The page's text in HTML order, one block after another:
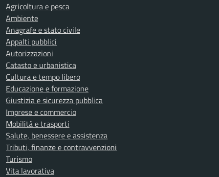
Agricoltura e pesca
Ambiente
Anagrafe e stato civile
Appalti pubblici
Autorizzazioni
Catasto e urbanistica
Cultura e tempo libero
Educazione e formazione
Giustizia e sicurezza pubblica
Imprese e commercio
Mobilità e trasporti
Salute, benessere e assistenza
Tributi, finanze e contravvenzioni
Turismo
Vita lavorativa